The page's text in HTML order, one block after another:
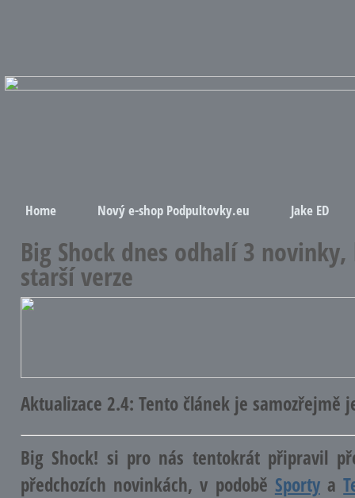
Home Nový e-shop Podpultovky.eu Jake ED
Big Shock dnes odhalí 3
starší verze
Aktualizace 2.4: Tento článek je
Big Shock! si pro nás tentokrát připravil
předchozích novinkách, v podobě Sportya